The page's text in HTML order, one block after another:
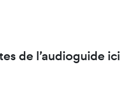
de l’audioguide ici